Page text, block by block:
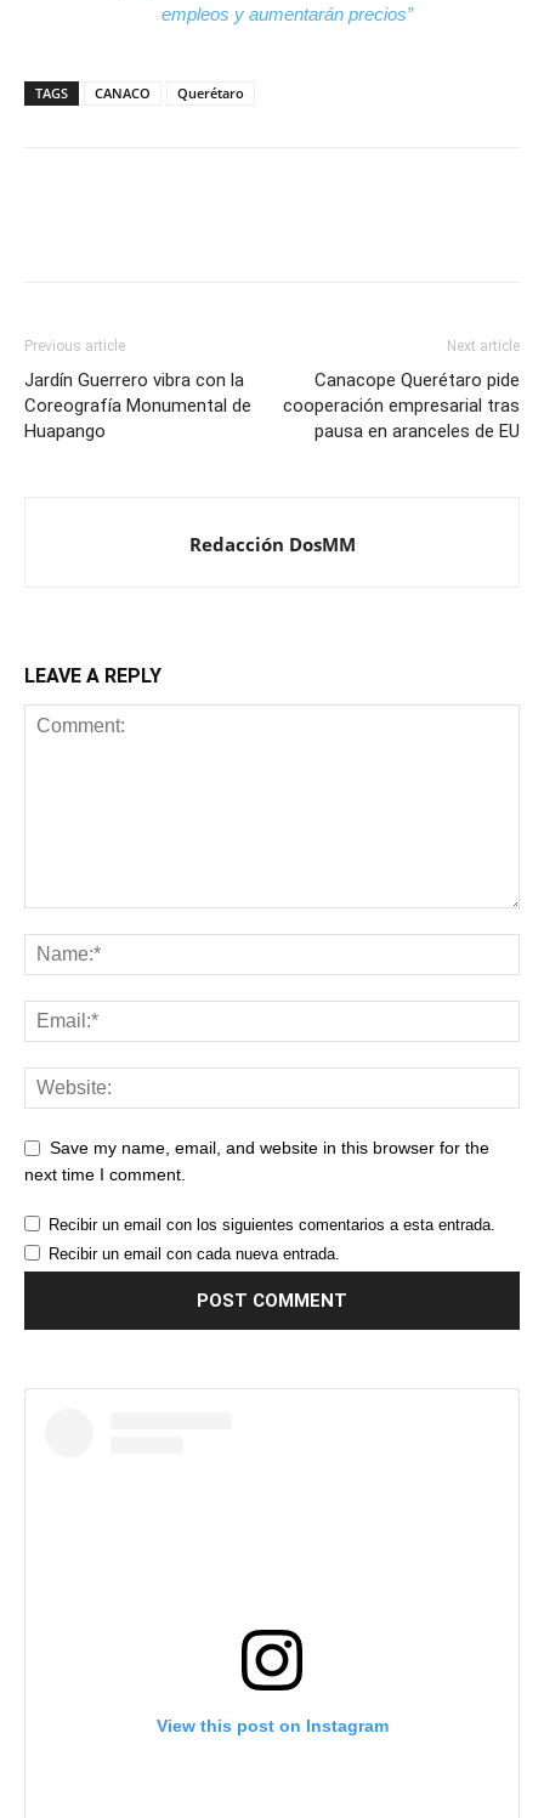
empleos y aumentarán precios”
TAGS CANACO Querétaro
Previous article
Jardín Guerrero vibra con la
Coreografía Monumental de
Huapango
Next article
Canacope Querétaro pide
cooperación empresarial tras
pausa en aranceles de EU
Redacción DosMM
LEAVE A REPLY
Save my name, email, and website in this browser for the
next time I comment.
Recibir un email con los siguientes comentarios a esta entrada.
Recibir un email con cada nueva entrada.
View this post on Instagram